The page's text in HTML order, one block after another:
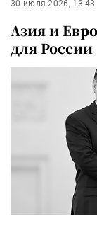
30 июля 2026, 13:43
Азия и
для России